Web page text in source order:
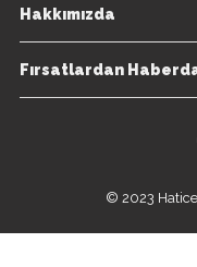
Hakkımızda
Fırsatlardan
© 2023 Hatice